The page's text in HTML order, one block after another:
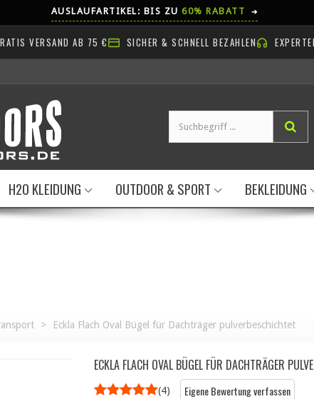
AUSLAUFARTIKEL: BIS ZU60% RABATT ➔
VERSAND AB 75 € SICHER & SCHNELL BEZAHLEN
H2O KLEIDUNG OUTDOOR & SPORT BEKLEIDUNG
> Eckla Flach Oval Bügel für Dachträger pulverbeschichtet
ECKLA FLACH OVAL BÜGEL FÜR DACHTRÄGER
(4) Eigene Bewertung verfassen